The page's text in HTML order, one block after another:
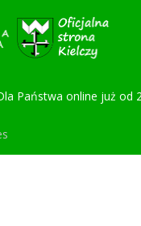
Państwa online już od